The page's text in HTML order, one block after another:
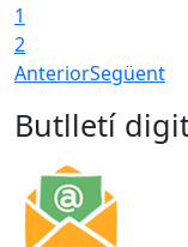
1
2
AnteriorSegüent
Butlletí